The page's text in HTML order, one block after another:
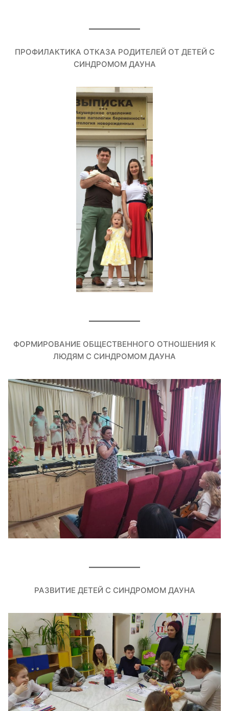
ПРОФИЛАКТИКА ОТКАЗА РОДИТЕЛЕЙ ОТ ДЕТЕЙ С
СИНДРОМОМ ДАУНА
ФОРМИРОВАНИЕ ОБЩЕСТВЕННОГО ОТНОШЕНИЯ К
ЛЮДЯМ С СИНДРОМОМ ДАУНА
РАЗВИТИЕ ДЕТЕЙ С СИНДРОМОМ ДАУНА